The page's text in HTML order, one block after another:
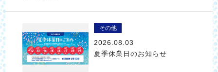
その他
2026.08.03
夏季休業日のお知らせ